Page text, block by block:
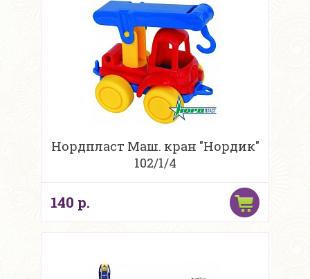
Нордпласт Маш. кран "Нордик"
102/1/4
140 р.